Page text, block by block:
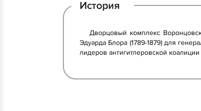
История
Дворцовый комплекс
Эдуарда Блора (1789-1879) для
лидеров антигитлеровской